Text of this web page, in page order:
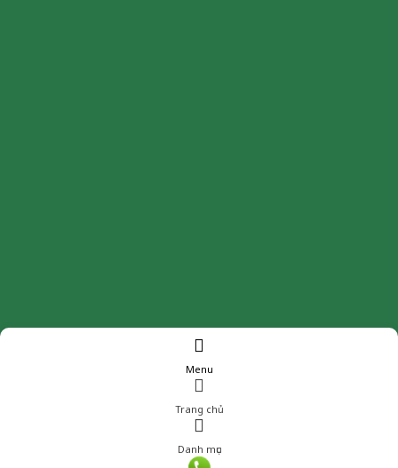
Menu
Trang chủ
Danh mục